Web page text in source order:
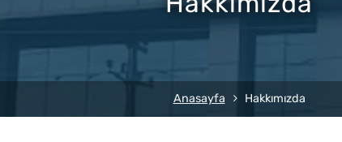
Anasayfa Hakkımızda